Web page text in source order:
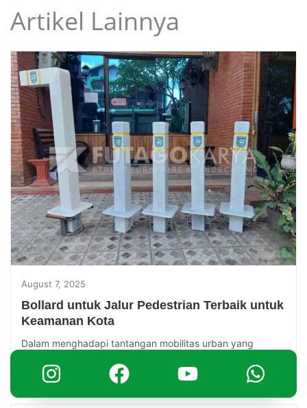
Artikel Lainnya
August 7, 2025
Bollard untuk Jalur Pedestrian Terbaik untuk
Keamanan Kota
Dalam menghadapi tantangan mobilitas urban yang
aman dan tertata menjadi fokus utama dalam...